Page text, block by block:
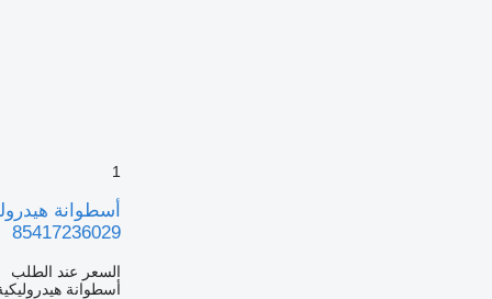
1
85417236029
السعر عند الطلب
أسطوانة